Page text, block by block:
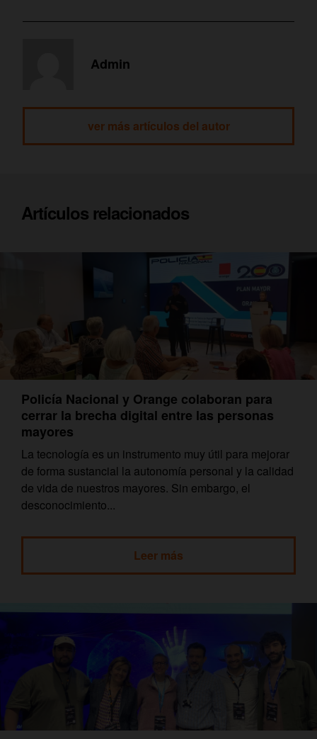
Admin
ver más artículos del autor
Artículos relacionados
Policía Nacional y Orange colaboran para
cerrar la brecha digital entre las personas
mayores
La tecnología es un instrumento muy útil para mejorar
de forma sustancial la autonomía personal y la calidad
de vida de nuestros mayores. Sin embargo, el
desconocimiento...
Leer más